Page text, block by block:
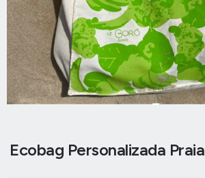
Ecobag Personalizada Praia